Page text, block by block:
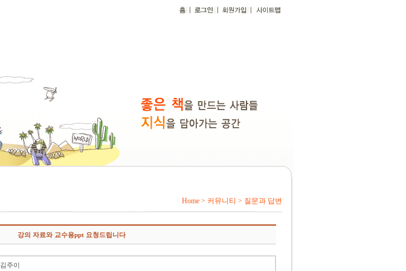
Home > 커뮤니티 > 질문과 답변
강의 자료와 교수용ppt 요청드립니다
김주이